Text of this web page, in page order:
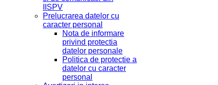
IISPV
Prelucrarea datelor cu
caracter personal
Nota de informare
privind protectia
datelor personale
Politica de protectie a
datelor cu caracter
personal